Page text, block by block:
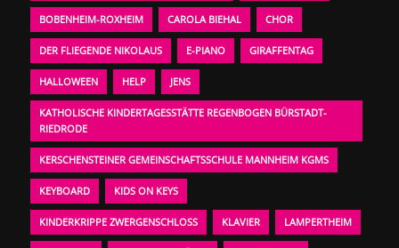
BOBENHEIM-ROXHEIM CAROLA BIEHAL CHOR
DER FLIEGENDE NIKOLAUS E-PIANO GIRAFFENTAG
HALLOWEEN HELP JENS
KATHOLISCHE KINDERTAGESSTÄTTE REGENBOGEN BÜRSTADT-
RIEDRODE
KERSCHENSTEINER GEMEINSCHAFTSSCHULE MANNHEIM KGMS
KEYBOARD KIDS ON KEYS
KINDERKRIPPE ZWERGENSCHLOSS KLAVIER LAMPERTHEIM